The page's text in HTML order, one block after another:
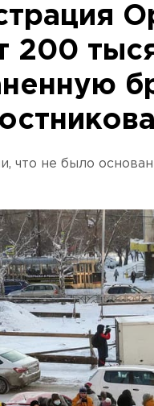
200
что не было